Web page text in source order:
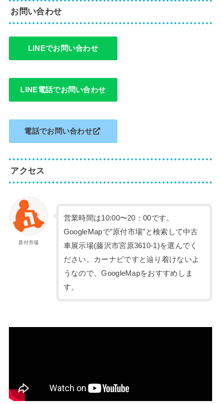
お問い合わせ
LINEでお問い合わせ
LINE電話でお問い合わせ
電話でお問い合わせ
アクセス
原付市場
営業時間は10:00〜20：00です。
GoogleMapで”原付市場”と検索して中古
車展示場(藤沢市宮原3610-1)を選んでく
ださい。カーナビですと辿り着けないよ
うなので、GoogleMapをおすすめしま
す。